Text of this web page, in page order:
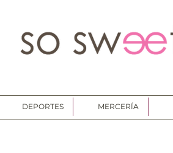
DEPORTES MERCERÍA